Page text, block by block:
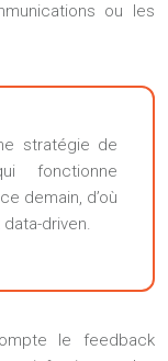
ou les
stratégie de
fonctionne
demain, d’où
driven.
le feedback